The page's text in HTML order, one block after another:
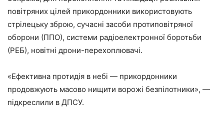
повітряних цілей прикордонники використовують
стрілецьку зброю, сучасні засоби протиповітряної
оборони (ППО), системи радіоелектронної боротьби
(РЕБ), новітні дрони-перехоплювачі.
«Ефективна протидія в небі — прикордонники
продовжують масово нищити ворожі безпілотники», —
підкреслили в ДПСУ.